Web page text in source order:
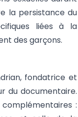
la persistance du
liées à la
des garçons.
fondatrice et
du documentaire.
: